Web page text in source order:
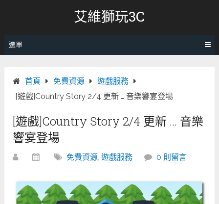
艾維獅玩3C
選單
首頁 免費資源
遊戲服務
[遊戲]Country Story 2/4 更新 … 音樂響宴登場
[遊戲]Country Story 2/4 更新 … 音樂
響宴登場
免費資源,遊戲服務 0 則留言